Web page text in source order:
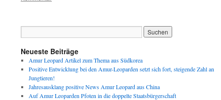
Neueste Beiträge
Amur Leopard Artikel zum Thema aus Südkorea
Positive Entwicklung bei den Amur-Leoparden setzt sich fort, steigende Zahl an
Jungtieren!
Jahresausklang positive News Amur Leopard aus China
Auf Amur Leoparden Pfoten in die doppelte Staatsbürgerschaft